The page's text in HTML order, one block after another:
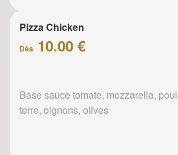
Pizza Chicken
Dès 10.00 €
Base sauce tomate, mozzarella,
terre, oignons, olives